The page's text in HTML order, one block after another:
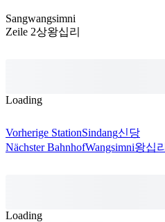
Sangwangsimni
Zeile 2상왕십리
Loading
Vorherige StationSindang신당
Nächster BahnhofWangsimni왕십리
Loading